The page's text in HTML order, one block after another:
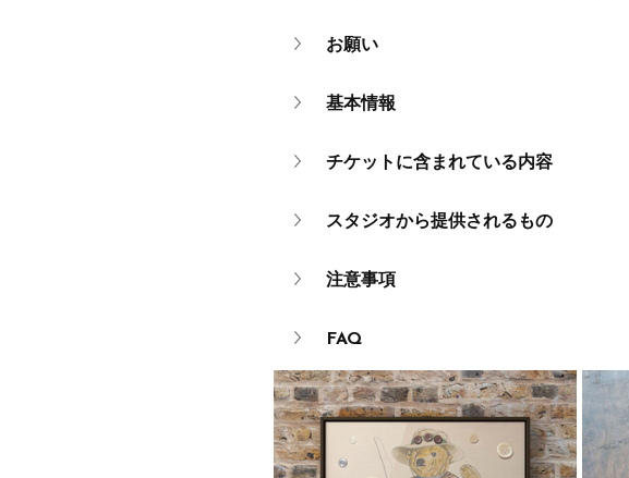
お願い
基本情報
チケットに含まれている内容
スタジオから提供されるもの
注意事項
FAQ